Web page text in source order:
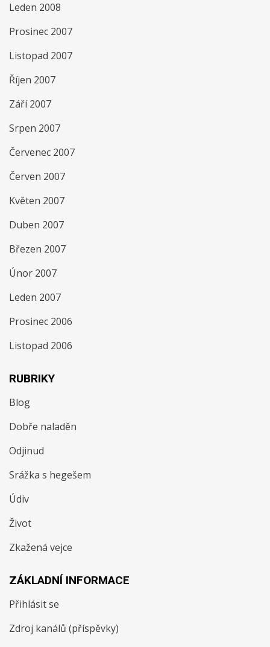
Leden 2008
Prosinec 2007
Listopad 2007
Říjen 2007
Září 2007
Srpen 2007
Červenec 2007
Červen 2007
Květen 2007
Duben 2007
Březen 2007
Únor 2007
Leden 2007
Prosinec 2006
Listopad 2006
RUBRIKY
Blog
Dobře naladěn
Odjinud
Srážka s hegešem
Údiv
Život
Zkažená vejce
ZÁKLADNÍ INFORMACE
Přihlásit se
Zdroj kanálů (příspěvky)